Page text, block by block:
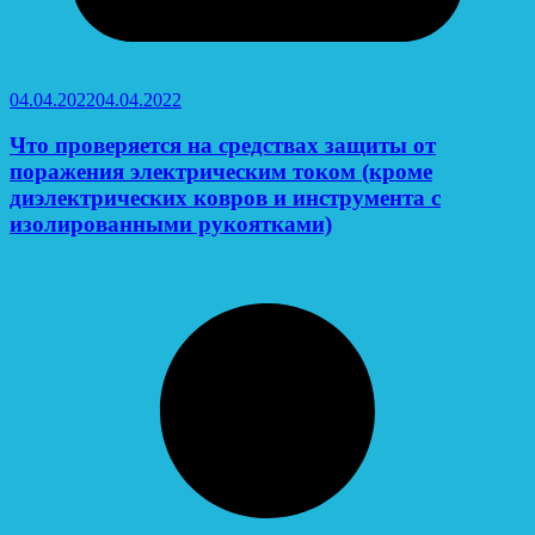
04.04.202204.04.2022
Что проверяется на средствах защиты от
поражения электрическим током (кроме
диэлектрических ковров и инструмента с
изолированными рукоятками)